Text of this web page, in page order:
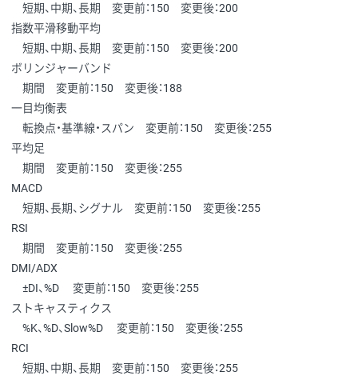
短期、中期、長期 変更前：150 変更後：200
指数平滑移動平均
短期、中期、長期 変更前：150 変更後：200
ボリンジャーバンド
期間 変更前：150 変更後：188
一目均衡表
転換点・基準線・スパン 変更前：150 変更後：255
平均足
期間 変更前：150 変更後：255
MACD
短期、長期、シグナル 変更前：150 変更後：255
RSI
期間 変更前：150 変更後：255
DMI/ADX
±DI、%D 変更前：150 変更後：255
ストキャスティクス
%K、%D、Slow%D 変更前：150 変更後：255
RCI
短期、中期、長期 変更前：150 変更後：255